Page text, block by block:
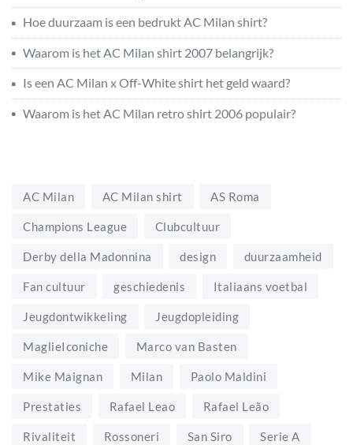
Hoe duurzaam is een bedrukt AC Milan shirt?
Waarom is het AC Milan shirt 2007 belangrijk?
Is een AC Milan x Off-White shirt het geld waard?
Waarom is het AC Milan retro shirt 2006 populair?
AC Milan AC Milan shirt AS Roma
Champions League Clubcultuur
Derby della Madonnina design duurzaamheid
Fan cultuur geschiedenis Italiaans voetbal
Jeugdontwikkeling Jeugdopleiding
MaglieIconiche Marco van Basten
Mike Maignan Milan Paolo Maldini
Prestaties Rafael Leao Rafael Leão
Rivaliteit Rossoneri San Siro Serie A